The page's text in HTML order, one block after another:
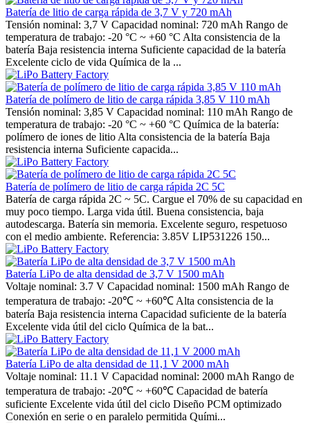
Batería de litio de carga rápida de 3,7 V y 720 mAh
Tensión nominal: 3,7 V Capacidad nominal: 720 mAh Rango de
temperatura de trabajo: -20 °C ~ +60 °C Alta consistencia de la
batería Baja resistencia interna Suficiente capacidad de la batería
Excelente ciclo de vida Química de la ...
Batería de polímero de litio de carga rápida 3,85 V 110 mAh
Tensión nominal: 3,85 V Capacidad nominal: 110 mAh Rango de
temperatura de trabajo: -20 °C ~ +60 °C Química de la batería:
polímero de iones de litio Alta consistencia de la batería Baja
resistencia interna Suficiente capacida...
Batería de polímero de litio de carga rápida 2C 5C
Batería de carga rápida 2C ~ 5C. Cargue el 70% de su capacidad en
muy poco tiempo. Larga vida útil. Buena consistencia, baja
autodescarga. Batería sin memoria. Excelente seguro, respetuoso
con el medio ambiente. Referencia: 3.85V LIP531226 150...
Batería LiPo de alta densidad de 3,7 V 1500 mAh
Voltaje nominal: 3.7 V Capacidad nominal: 1500 mAh Rango de
temperatura de trabajo: -20℃ ~ +60℃ Alta consistencia de la
batería Baja resistencia interna Capacidad suficiente de la batería
Excelente vida útil del ciclo Química de la bat...
Batería LiPo de alta densidad de 11,1 V 2000 mAh
Voltaje nominal: 11.1 V Capacidad nominal: 2000 mAh Rango de
temperatura de trabajo: -20℃ ~ +60℃ Capacidad de batería
suficiente Excelente vida útil del ciclo Diseño PCM optimizado
Conexión en serie o en paralelo permitida Quími...